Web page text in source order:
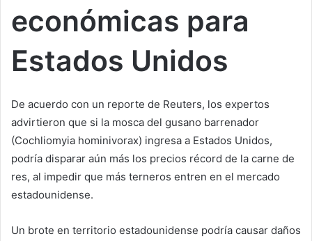
económicas para
Estados Unidos
De acuerdo con un reporte de Reuters, los expertos
advirtieron que si la mosca del gusano barrenador
(Cochliomyia hominivorax) ingresa a Estados Unidos,
podría disparar aún más los precios récord de la carne de
res, al impedir que más terneros entren en el mercado
estadounidense.
Un brote en territorio estadounidense podría causar daños